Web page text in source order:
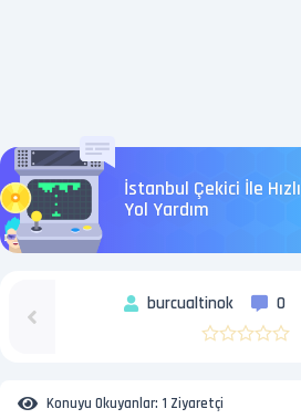
İstanbul Çekici İle Hızlı
Yol Yardım
burcualtinok 0
Konuyu Okuyanlar: 1 Ziyaretçi